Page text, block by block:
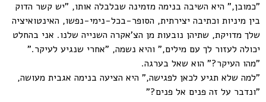
"כמובן," היא השיבה בנימה מזמינה שבלבלה אותו, "יש קשר הדוק
בין מיניות וכתיבה יצירתית, הסופר-בכל-נימי-נפשו, האינטואיציה
שלך מדויקת, שתיהן נובעות מן הצ'אקרה השנייה שלנו. אני בהחלט
יכולה לעזור לך עם מילים," והיא נשמה, "אחרי שנגיע לעיקר."
"מהו העיקר?" הוא שאל בערגה.
"למה שלא תגיע לכאן לפגישה," היא הציעה בנימה אגבית מעושה,
"ונדבר על זה פנים אל פנים?"